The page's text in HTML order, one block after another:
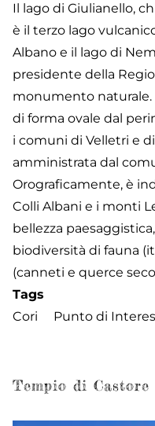
Il lago di Giulianello,
è il terzo lago
Albano e il lago di
presidente della
monumento naturale.
di forma ovale dal
i comuni di Velletri e
amministrata dal
Orograficamente, è
Colli Albani e i monti
bellezza
biodiversità di fauna
(canneti e querce
Tags
Cori
Punto di
Tempio di Castore